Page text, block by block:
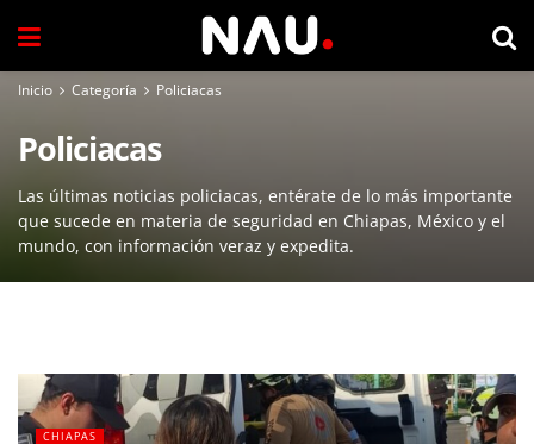
Inicio Categoría Policiacas
Policiacas
Las últimas noticias policiacas, entérate de lo más importante
que sucede en materia de seguridad en Chiapas, México y el
mundo, con información veraz y expedita.
CHIAPAS